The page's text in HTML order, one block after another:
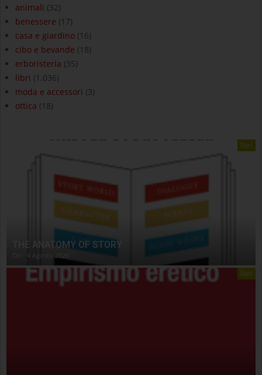
animali (32)
benessere (17)
casa e giardino (16)
cibo e bevande (18)
erboristeria (35)
libri (1.036)
moda e accessori (3)
ottica (18)
libri
THE ANATOMY OF STORY
4 Agosto 2026
libri